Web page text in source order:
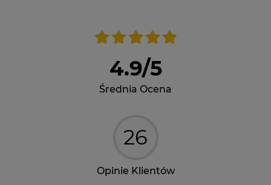
4.9/5
Średnia Ocena
26
Opinie Klientów